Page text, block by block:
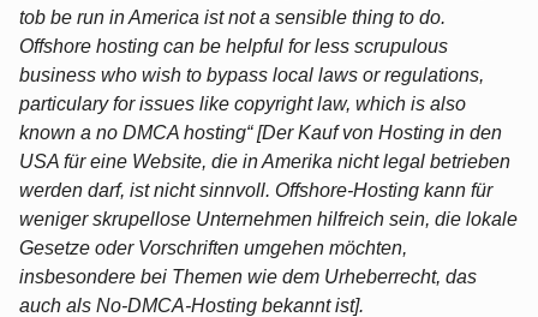
tob be run in America ist not a sensible thing to do.
Offshore hosting can be helpful for less scrupulous
business who wish to bypass local laws or regulations,
particulary for issues like copyright law, which is also
known a no DMCA hosting“ [Der Kauf von Hosting in den
USA für eine Website, die in Amerika nicht legal betrieben
werden darf, ist nicht sinnvoll. Offshore-Hosting kann für
weniger skrupellose Unternehmen hilfreich sein, die lokale
Gesetze oder Vorschriften umgehen möchten,
insbesondere bei Themen wie dem Urheberrecht, das
auch als No-DMCA-Hosting bekannt ist].